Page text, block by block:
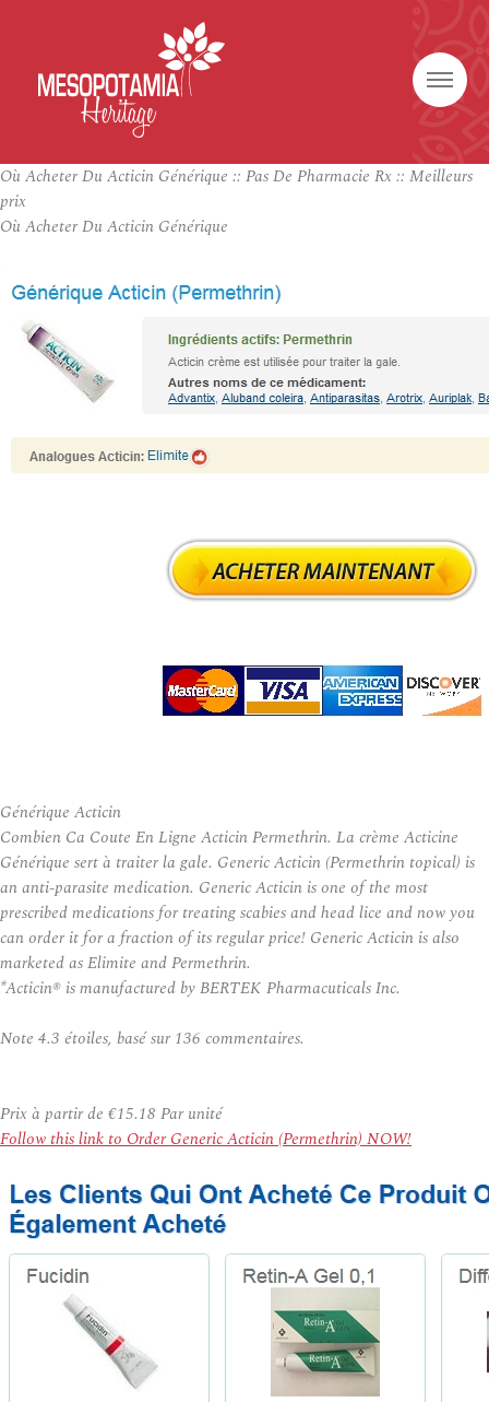
Où Acheter Du Acticin Générique :: Pas De Pharmacie Rx :: Meilleurs
prix
Où Acheter Du Acticin Générique
Générique Acticin
Combien Ca Coute En Ligne Acticin Permethrin. La crème Acticine
Générique sert à traiter la gale. Generic Acticin (Permethrin topical) is
an anti-parasite medication. Generic Acticin is one of the most
prescribed medications for treating scabies and head lice and now you
can order it for a fraction of its regular price! Generic Acticin is also
marketed as Elimite and Permethrin.
*Acticin® is manufactured by BERTEK Pharmacuticals Inc.
Note 4.3 étoiles, basé sur 136 commentaires.
Prix à partir de €15.18 Par unité
Follow this link to Order Generic Acticin (Permethrin) NOW!